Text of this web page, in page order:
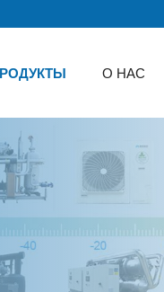
О НАС